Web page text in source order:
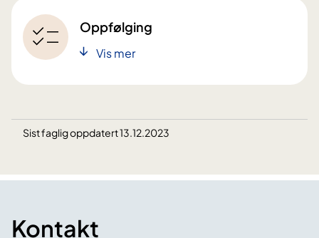
Oppfølging
Vis mer
Sist faglig oppdatert 13.12.2023
Kontakt